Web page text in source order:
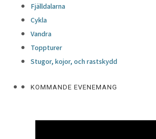
Fjälldalarna
Cykla
Vandra
Toppturer
Stugor, kojor, och rastskydd
KOMMANDE EVENEMANG